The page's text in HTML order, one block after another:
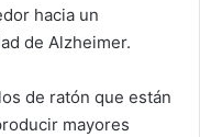
hacia un
de Alzheimer.
de ratón que están
mayores